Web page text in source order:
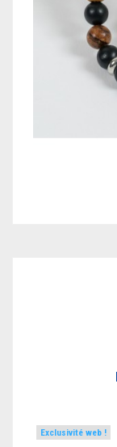
Exclusivité web !